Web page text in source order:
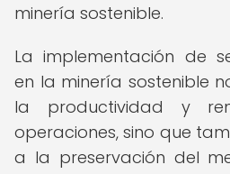
minería sostenible.
La implementación de
en la minería sostenible
la productividad y
operaciones, sino que
a la preservación del